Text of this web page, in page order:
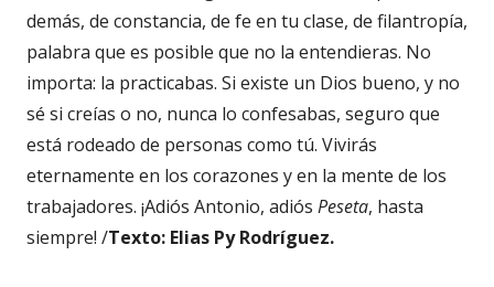
demás, de constancia, de fe en tu clase, de filantropía,
palabra que es posible que no la entendieras. No
importa: la practicabas. Si existe un Dios bueno, y no
sé si creías o no, nunca lo confesabas, seguro que
está rodeado de personas como tú. Vivirás
eternamente en los corazones y en la mente de los
trabajadores. ¡Adiós Antonio, adiós Peseta, hasta
siempre! /Texto: Elias Py Rodríguez.